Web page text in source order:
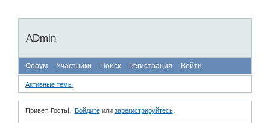
ADmin
Форум Участники Поиск Регистрация Войти
Активные темы
Привет, Гость! Войдитеили зарегистрируйтесь.